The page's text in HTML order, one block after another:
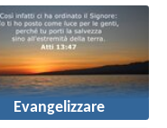
Evangelizzare